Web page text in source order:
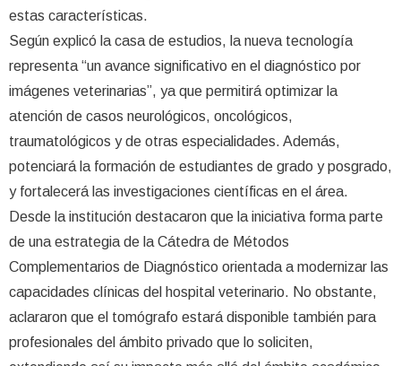
estas características.
Según explicó la casa de estudios, la nueva tecnología
representa “un avance significativo en el diagnóstico por
imágenes veterinarias”, ya que permitirá optimizar la
atención de casos neurológicos, oncológicos,
traumatológicos y de otras especialidades. Además,
potenciará la formación de estudiantes de grado y posgrado,
y fortalecerá las investigaciones científicas en el área.
Desde la institución destacaron que la iniciativa forma parte
de una estrategia de la Cátedra de Métodos
Complementarios de Diagnóstico orientada a modernizar las
capacidades clínicas del hospital veterinario. No obstante,
aclararon que el tomógrafo estará disponible también para
profesionales del ámbito privado que lo soliciten,